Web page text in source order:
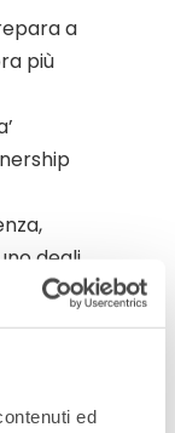
ed
a
più
degli
ed